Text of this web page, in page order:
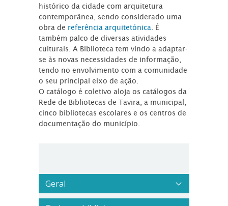
histórico da cidade com arquitetura
contemporânea, sendo considerado uma
obra de referência arquitetónica . É
também palco de diversas atividades
culturais. A Biblioteca tem vindo a adaptar-
se às novas necessidades de informação,
tendo no envolvimento com a comunidade
o seu principal eixo de ação.
O catálogo é coletivo aloja os catálogos da
Rede de Bibliotecas de Tavira, a municipal,
cinco bibliotecas escolares e os centros de
documentação do município.